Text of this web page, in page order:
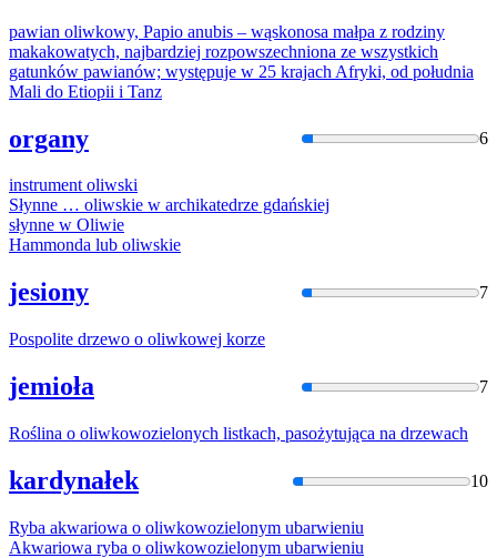
pawian oliwkowy, Papio anubis – wąskonosa małpa z rodziny
makakowatych, najbardziej rozpowszechniona ze wszystkich
gatunków pawianów; występuje w 25 krajach Afryki, od południa
Mali do Etiopii i Tanz
organy 6
instrumentoliwski
Słynne … oliwskie w archikatedrze gdańskiej
słynne w Oliwie
Hammonda lub oliwskie
jesiony 7
Pospolite drzewo o oliwkowej korze
jemioła 7
Roślina o oliwkowozielonych listkach, pasożytująca na drzewach
kardynałek 10
Ryba akwariowa o oliwkowozielonym ubarwieniu
Akwariowa ryba o oliwkowozielonym ubarwieniu